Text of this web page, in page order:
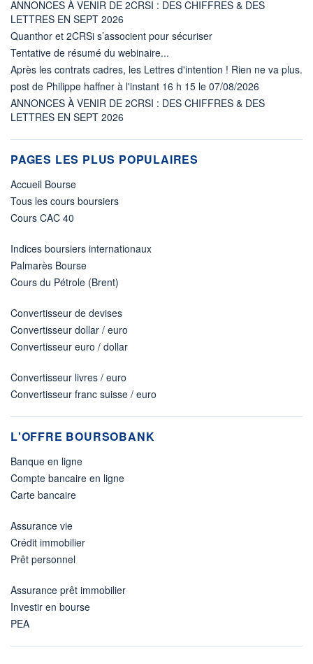
ANNONCES À VENIR DE 2CRSI : DES CHIFFRES & DES
LETTRES EN SEPT 2026
Quanthor et 2CRSi s’associent pour sécuriser
Tentative de résumé du webinaire...
Après les contrats cadres, les Lettres d'intention ! Rien ne va plus.
post de Philippe haffner à l'instant 16 h 15 le 07/08/2026
ANNONCES À VENIR DE 2CRSI : DES CHIFFRES & DES
LETTRES EN SEPT 2026
PAGES LES PLUS POPULAIRES
Accueil Bourse
Tous les cours boursiers
Cours CAC 40
Indices boursiers internationaux
Palmarès Bourse
Cours du Pétrole (Brent)
Convertisseur de devises
Convertisseur dollar / euro
Convertisseur euro / dollar
Convertisseur livres / euro
Convertisseur franc suisse / euro
L'OFFRE BOURSOBANK
Banque en ligne
Compte bancaire en ligne
Carte bancaire
Assurance vie
Crédit immobilier
Prêt personnel
Assurance prêt immobilier
Investir en bourse
PEA